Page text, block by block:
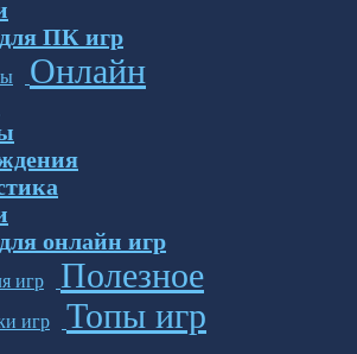
ПК игр
Онлайн
онлайн игр
Полезное
Топы игр